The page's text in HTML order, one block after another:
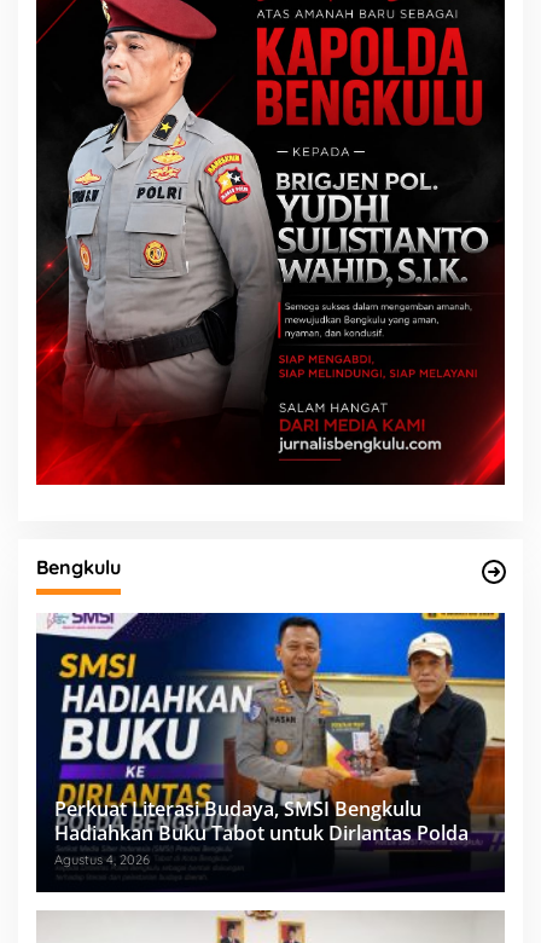
Bengkulu
Perkuat Literasi Budaya, SMSI Bengkulu
Hadiahkan Buku Tabot untuk Dirlantas Polda
Agustus 4, 2026